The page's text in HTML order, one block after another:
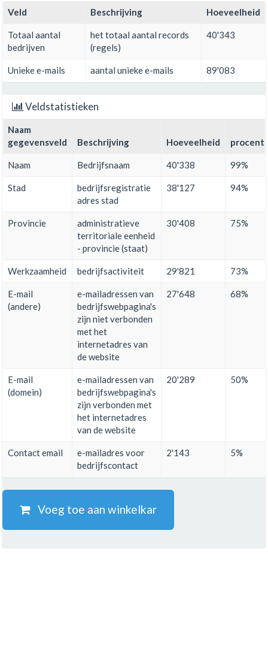
Veld Beschrijving Hoeveelheid
Totaal aantal
bedrijven
het totaal aantal records
(regels)
40'343
Unieke e-mails aantal unieke e-mails 89'083
Veldstatistieken
Naam
gegevensveld
Beschrijving Hoeveelheid procent
Naam Bedrijfsnaam 40'338 99%
Stad
bedrijfsregistratie
adres stad
38'127 94%
Provincie
administratieve
territoriale eenheid
- provincie (staat)
30'408 75%
Werkzaamheid bedrijfsactiviteit 29'821 73%
E-mail
(andere)
e-mailadressen van
bedrijfswebpagina's
zijn niet verbonden
met het
internetadres van
de website
27'648 68%
E-mail
(domein)
e-mailadressen van
bedrijfswebpagina's
zijn verbonden met
het internetadres
van de website
20'289 50%
Contact email
e-mailadres voor
bedrijfscontact
2'143 5%
Voeg toe aan winkelkar